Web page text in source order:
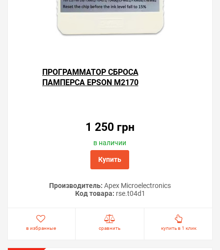
ПРОГРАММАТОР СБРОСА
ПАМПЕРСА EPSON M2170
1 250 грн
в наличии
Купить
Производитель: Apex Microelectronics
Код товара: rse.t04d1
в избранные сравнить купить в 1 клик